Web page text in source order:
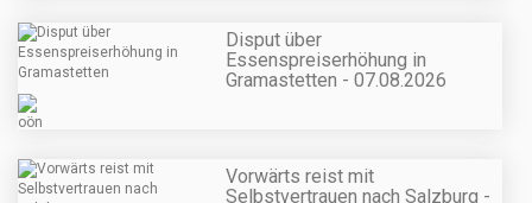
Disput über
Essenspreiserhöhung in
Gramastetten - 07.08.2026
Vorwärts reist mit
Selbstvertrauen nach Salzburg -